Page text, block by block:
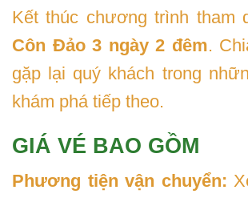
Kết thúc chương trình tham
Côn Đảo 3 ngày 2 đêm.
gặp lại quý khách trong
khám phá tiếp theo.
GIÁ VÉ BAO GỒM
Phương tiện vận chuyển: